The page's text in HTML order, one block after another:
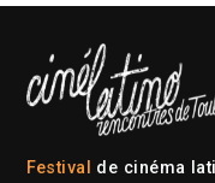
Festival de cinéma